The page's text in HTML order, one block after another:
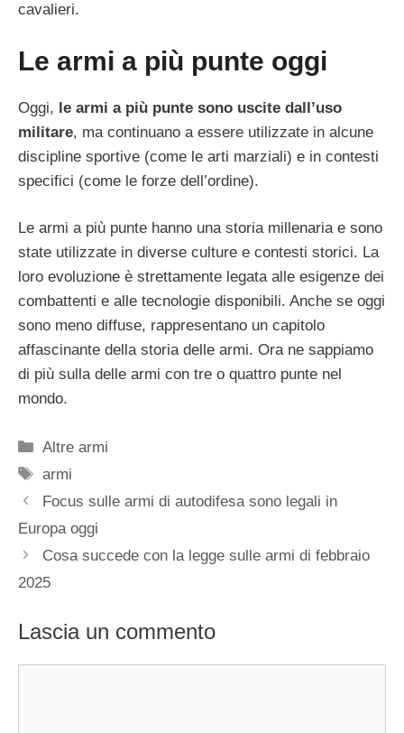
cavalieri.
Le armi a più punte oggi
Oggi, le armi a più punte sono uscite dall’uso
militare, ma continuano a essere utilizzate in alcune
discipline sportive (come le arti marziali) e in contesti
specifici (come le forze dell’ordine).
Le armi a più punte hanno una storia millenaria e sono
state utilizzate in diverse culture e contesti storici. La
loro evoluzione è strettamente legata alle esigenze dei
combattenti e alle tecnologie disponibili. Anche se oggi
sono meno diffuse, rappresentano un capitolo
affascinante della storia delle armi. Ora ne sappiamo
di più sulla delle armi con tre o quattro punte nel
mondo.
Categorie
Altre armi
Tag
armi
Focus sulle armi di autodifesa sono legali in
Europa oggi
Cosa succede con la legge sulle armi di febbraio
2025
Lascia un commento